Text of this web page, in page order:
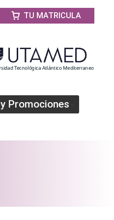
TU MATRICULA
Promociones